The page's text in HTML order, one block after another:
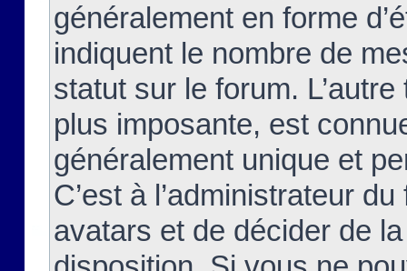
généralement en forme
indiquent le nombre de
statut sur le forum.
plus imposante, est
généralement unique et
C’est à l’administrateur
avatars et de décider de